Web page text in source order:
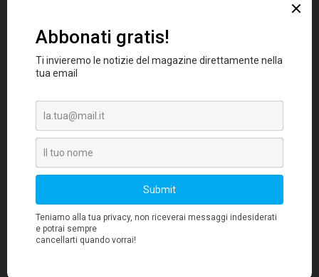
(bene soprattutto Agro-alimentare ed
Elettrodomestici),Cina(in evidenza Beni di
consumo della moda, Meccanica e Agro-
alimentare),Stati Uniti(trainanti
Agroalimentare e Mobili) e
dall'apertura di un'unità logistica a Dublino da
parte del principale operatore del distretto
orafo di Valenza)sono i mercati in cui
l'export dei distretti ha registrato la
crescita maggiore in valore.
Nei prossimi mesi l'export distrettuale è atteso